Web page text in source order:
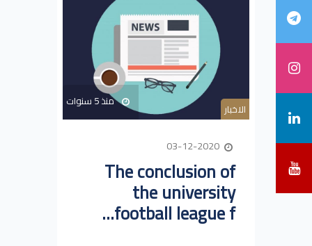
الاخبار منذ 5 سنوات
The conclusion of
the university
football league f...